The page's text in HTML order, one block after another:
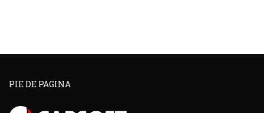
PIE DE PAGINA